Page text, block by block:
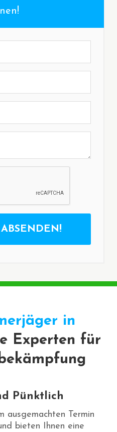
in
Experten für
Pünktlich
ausgemachten Termin
bieten Ihnen eine